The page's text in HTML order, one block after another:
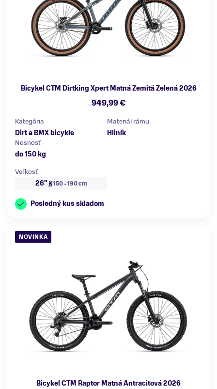
Bicykel CTM Dirtking Xpert Matná Zemitá Zelená 2026
949,99 €
Kategória
Dirt a BMX bicykle
Materiál rámu
Hliník
Nosnosť
do 150 kg
Veľkosť
26"
150 - 190 cm
Posledný kus skladom
NOVINKA
Bicykel CTM Raptor Matná Antracitová 2026